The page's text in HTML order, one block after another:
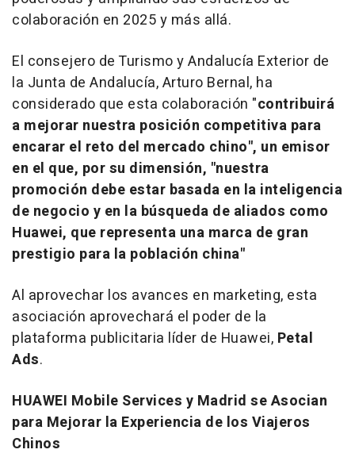
colaboración en 2025 y más allá.
El consejero de Turismo y Andalucía Exterior de
la Junta de Andalucía,Arturo Bernal, ha
considerado que esta colaboración "contribuirá
a mejorar nuestra posición competitiva para
encarar el reto del mercado chino", un emisor
en el que, por su dimensión, "nuestra
promoción debe estar basada en la inteligencia
de negocio y en la búsqueda de aliados como
Huawei, que representa una marca de gran
prestigio para la población china"
Al aprovechar los avances en marketing, esta
asociación aprovechará el poder de la
plataforma publicitaria líder de Huawei, Petal
Ads.
HUAWEI Mobile Services y Madrid se Asocian
para Mejorar la Experiencia de los Viajeros
Chinos